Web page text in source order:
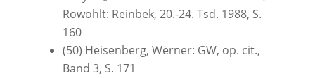
Rowohlt: Reinbek, 20.-24. Tsd. 1988, S.
160
(50) Heisenberg, Werner: GW, op. cit.,
Band 3, S. 171